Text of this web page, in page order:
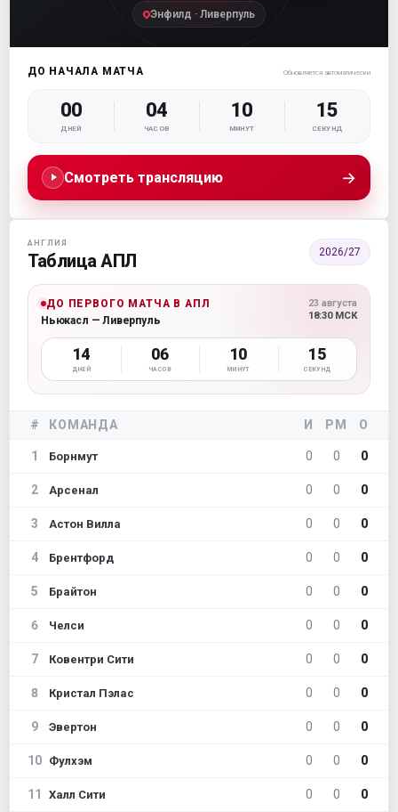
Энфилд · Ливерпуль
ДО НАЧАЛА МАТЧА Обновляется автоматически
00
ДНЕЙ
04
ЧАСОВ
10
МИНУТ
14
СЕКУНД
Смотреть трансляцию →
АНГЛИЯ
Таблица АПЛ 2026/27
ДО ПЕРВОГО МАТЧА В АПЛ
Ньюкасл — Ливерпуль
23 августа
18:30 МСК
14
ДНЕЙ
06
ЧАСОВ
10
МИНУТ
14
СЕКУНД
# КОМАНДА И РМ О
1 Борнмут 0 0 0
2 Арсенал 0 0 0
3 Астон Вилла 0 0 0
4 Брентфорд 0 0 0
5 Брайтон 0 0 0
6 Челси 0 0 0
7 Ковентри Сити 0 0 0
8 Кристал Пэлас 0 0 0
9 Эвертон 0 0 0
10 Фулхэм 0 0 0
11 Халл Сити 0 0 0